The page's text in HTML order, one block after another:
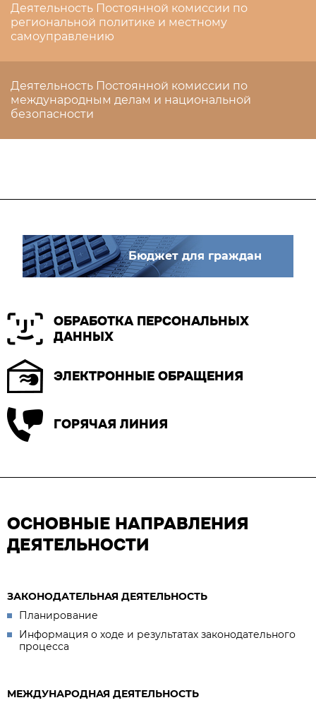
Деятельность Постоянной комиссии по
региональной политике и местному
самоуправлению
Деятельность Постоянной комиссии по
международным делам и национальной
безопасности
Бюджет для граждан
ОБРАБОТКА ПЕРСОНАЛЬНЫХ
ДАННЫХ
ЭЛЕКТРОННЫЕ ОБРАЩЕНИЯ
ГОРЯЧАЯ ЛИНИЯ
ОСНОВНЫЕ НАПРАВЛЕНИЯ
ДЕЯТЕЛЬНОСТИ
ЗАКОНОДАТЕЛЬНАЯ ДЕЯТЕЛЬНОСТЬ
Планирование
Информация о ходе и результатах законодательного
процесса
МЕЖДУНАРОДНАЯ ДЕЯТЕЛЬНОСТЬ